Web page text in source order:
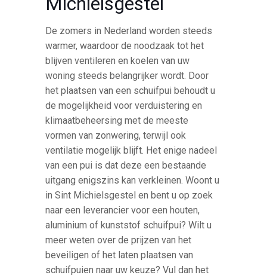
De zomers in Nederland worden steeds
warmer, waardoor de noodzaak tot het
blijven ventileren en koelen van uw
woning steeds belangrijker wordt. Door
het plaatsen van een schuifpui behoudt u
de mogelijkheid voor verduistering en
klimaatbeheersing met de meeste
vormen van zonwering, terwijl ook
ventilatie mogelijk blijft. Het enige nadeel
van een pui is dat deze een bestaande
uitgang enigszins kan verkleinen. Woont u
in Sint Michielsgestel en bent u op zoek
naar een leverancier voor een houten,
aluminium of kunststof schuifpui? Wilt u
meer weten over de prijzen van het
beveiligen of het laten plaatsen van
schuifpuien naar uw keuze? Vul dan het